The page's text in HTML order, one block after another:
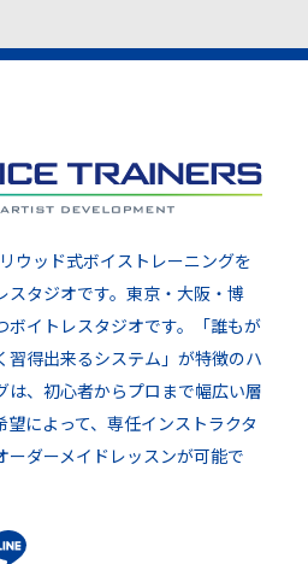
ウッド式ボイストレーニングを
タジオです。東京・大阪・博
ボイトレスタジオです。「誰もが
得出来るシステム」が特徴のハ
は、初心者からプロまで幅広い層
によって、専任インストラクタ
ダーメイドレッスンが可能で